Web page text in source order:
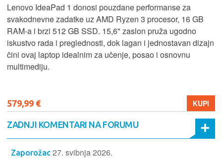
Lenovo IdeaPad 1 donosi pouzdane performanse za
svakodnevne zadatke uz AMD Ryzen 3 procesor, 16 GB
RAM-a i brzi 512 GB SSD. 15,6" zaslon pruža ugodno
iskustvo rada i preglednosti, dok lagan i jednostavan dizajn
čini ovaj laptop idealnim za učenje, posao i osnovnu
multimediju.
579,99 € KUPI
ZADNJI KOMENTARI NA FORUMU
Zaporožac 27. svibnja 2026.